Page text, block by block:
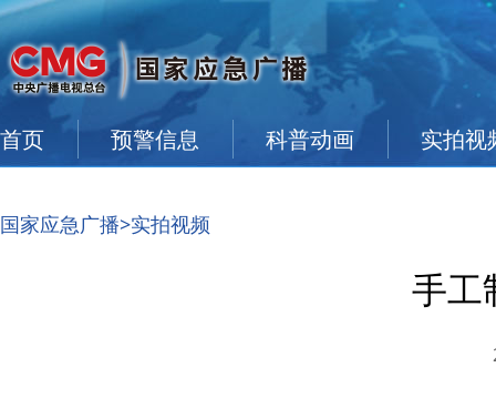
首页 预警信息 科普动画 实拍视
国家应急广播>实拍视频
手